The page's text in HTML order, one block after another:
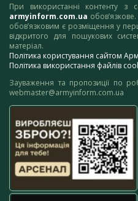
При використанні контенту з
armyinform.com.ua
обов’язковим є розміщення у
відкритого для пошукових
матеріал.
Політика користування сайтом
Політика використання файлів
Зауваження та пропозиції по
webmaster@armyinform.com.ua